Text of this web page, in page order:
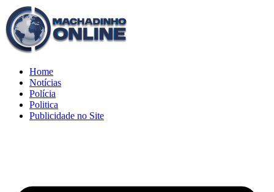
Home
Notícias
Polícia
Politica
Publicidade no Site